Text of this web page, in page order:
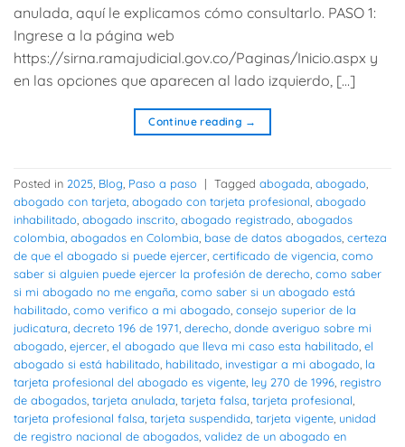
anulada, aquí le explicamos cómo consultarlo. PASO 1:
Ingrese a la página web
https://sirna.ramajudicial.gov.co/Paginas/Inicio.aspx y
en las opciones que aparecen al lado izquierdo, […]
Continue reading →
Posted in 2025 Blog Paso a paso | Tagged abogada abogado
abogado con tarjeta abogado con tarjeta profesional abogado
inhabilitado abogado inscrito abogado registrado abogados
colombia abogados en Colombia base de datos abogados certeza
de que el abogado si puede ejercer certificado de vigencia como
saber si alguien puede ejercer la profesión de derecho como saber
si mi abogado no me engaña como saber si un abogado está
habilitado como verifico a mi abogado consejo superior de la
judicatura decreto 196 de 1971 derecho donde averiguo sobre mi
abogado ejercer el abogado que lleva mi caso esta habilitado el
abogado si está habilitado habilitado investigar a mi abogado la
tarjeta profesional del abogado es vigente ley 270 de 1996 registro
de abogados tarjeta anulada tarjeta falsa tarjeta profesional
tarjeta profesional falsa tarjeta suspendida tarjeta vigente unidad
de registro nacional de abogados validez de un abogado en